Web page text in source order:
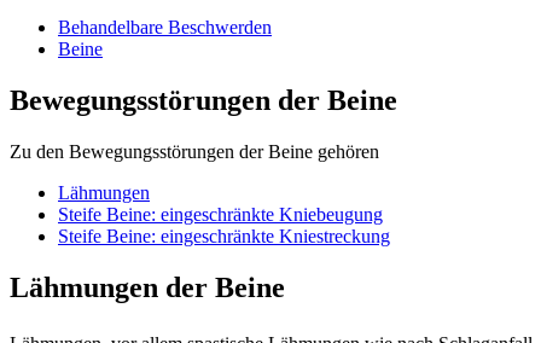
Behandelbare Beschwerden
Beine
Bewegungsstörungen der Beine
Zu den Bewegungsstörungen der Beine gehören
Lähmungen
Steife Beine: eingeschränkte Kniebeugung
Steife Beine: eingeschränkte Kniestreckung
Lähmungen der Beine